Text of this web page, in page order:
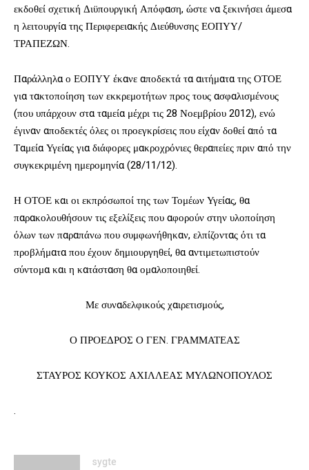
εκδοθεί σχετική Διϋπουργική Απόφαση, ώστε να ξεκινήσει άμεσα
η λειτουργία της Περιφερειακής Διεύθυνσης ΕΟΠΥΥ/
ΤΡΑΠΕΖΩΝ.
Παράλληλα ο ΕΟΠΥΥ έκανε αποδεκτά τα αιτήματα της ΟΤΟΕ
για τακτοποίηση των εκκρεμοτήτων προς τους ασφαλισμένους
(που υπάρχουν στα ταμεία μέχρι τις 28 Νοεμβρίου 2012), ενώ
έγιναν αποδεκτές όλες οι προεγκρίσεις που είχαν δοθεί από τα
Ταμεία Υγείας για διάφορες μακροχρόνιες θεραπείες πριν από την
συγκεκριμένη ημερομηνία (28/11/12).
Η ΟΤΟΕ και οι εκπρόσωποί της των Τομέων Υγείας, θα
παρακολουθήσουν τις εξελίξεις που αφορούν στην υλοποίηση
όλων των παραπάνω που συμφωνήθηκαν, ελπίζοντας ότι τα
προβλήματα που έχουν δημιουργηθεί, θα αντιμετωπιστούν
σύντομα και η κατάσταση θα ομαλοποιηθεί.
Με συναδελφικούς χαιρετισμούς,
Ο ΠΡΟΕΔΡΟΣ Ο ΓΕΝ. ΓΡΑΜΜΑΤΕΑΣ
ΣΤΑΥΡΟΣ ΚΟΥΚΟΣ ΑΧΙΛΛΕΑΣ ΜΥΛΩΝΟΠΟΥΛΟΣ
.
sygte